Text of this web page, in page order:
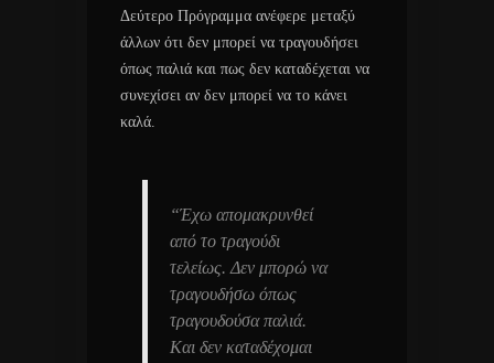
Δεύτερο Πρόγραμμα ανέφερε μεταξύ
άλλων ότι δεν μπορεί να τραγουδήσει
όπως παλιά και πως δεν καταδέχεται να
συνεχίσει αν δεν μπορεί να το κάνει
καλά.
“Έχω απομακρυνθεί
από το τραγούδι
τελείως. Δεν μπορώ να
τραγουδήσω όπως
τραγουδούσα παλιά.
Και δεν καταδέχομαι